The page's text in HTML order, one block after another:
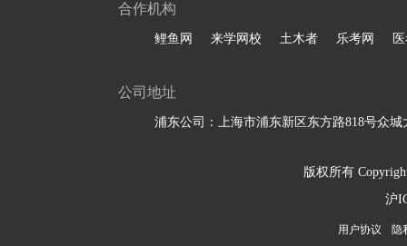
合作机构
鲤鱼网 来学网校 土木者 乐考网
公司地址
浦东公司：上海市浦东新区东方路818号众城
版权所有
沪
用户协议 隐